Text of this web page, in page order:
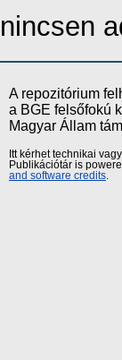
nincsen
A repozitórium
a BGE felsőfokú
Magyar Állam
Itt kérhet technikai
Publikációtár is
and software credits